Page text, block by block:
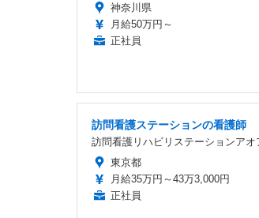
神奈川県
月給50万円～
正社員
訪問看護ステーションの看護師
訪問看護リハビリステーションア
東京都
月給35万円～43万3,000円
正社員